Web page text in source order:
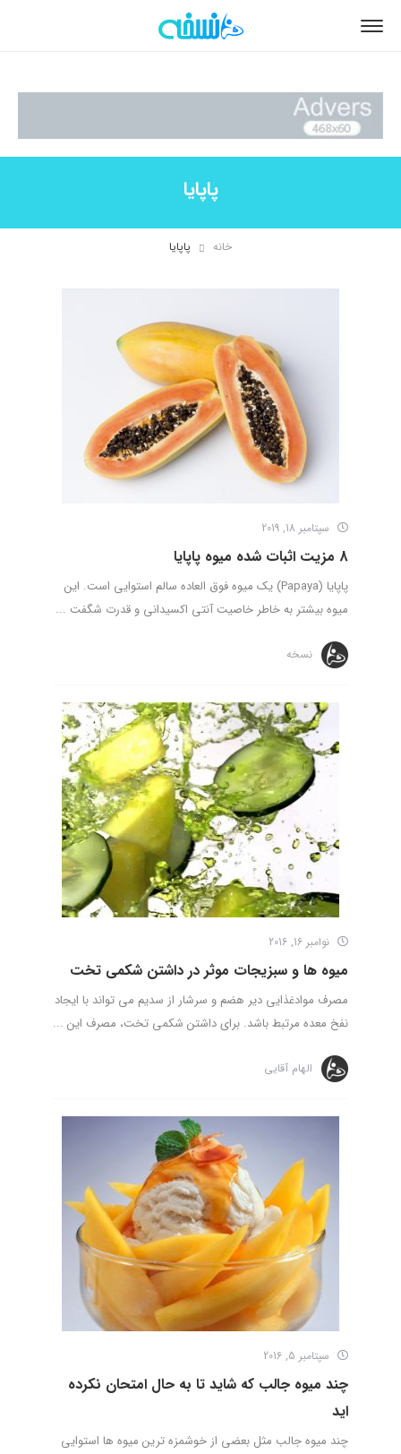
پاپایا
خانه پاپایا
سپتامبر 18, 2019
8 مزیت اثبات شده میوه پاپایا
پاپایا (Papaya) یک میوه فوق العاده سالم استوایی است. این
میوه بیشتر به خاطر خاصیت آنتی اکسیدانی و قدرت شگفت ...
نسخه
نوامبر 16, 2016
میوه ها و سبزیجات موثر در داشتن شکمی تخت
مصرف موادغذایی دیر هضم و سرشار از سدیم می تواند با ایجاد
نفخ معده مرتبط باشد. برای داشتن شکمی تخت، مصرف این ...
الهام آقایی
سپتامبر 5, 2016
چند میوه جالب که شاید تا به حال امتحان نکرده
اید
چند میوه جالب مثل بعضی از خوشمزه ترین میوه ها استوایی